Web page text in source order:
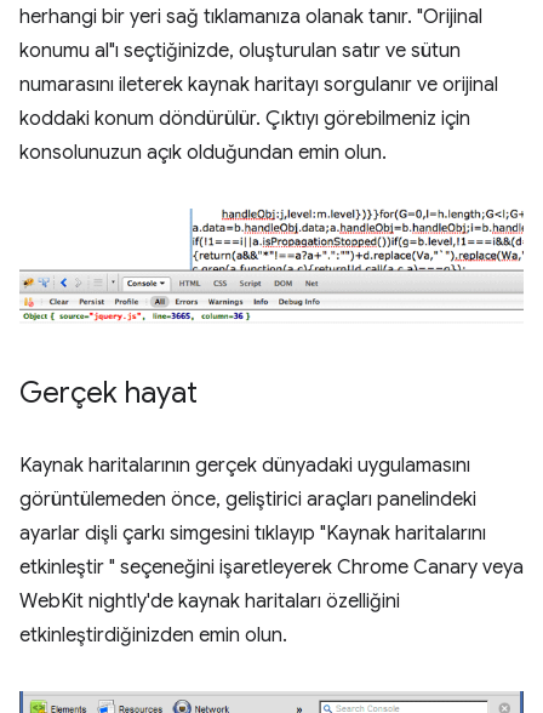
herhangi bir yeri sağ tıklamanıza olanak tanır. "Orijinal
konumu al"ı seçtiğinizde, oluşturulan satır ve sütun
numarasını ileterek kaynak haritayı sorgulanır ve orijinal
koddaki konum döndürülür. Çıktıyı görebilmeniz için
konsolunuzun açık olduğundan emin olun.
Gerçek hayat
Kaynak haritalarının gerçek dünyadaki uygulamasını
görüntülemeden önce, geliştirici araçları panelindeki
ayarlar dişli çarkı simgesini tıklayıp "Kaynak haritalarını
etkinleştir " seçeneğini işaretleyerek Chrome Canary veya
WebKit nightly'de kaynak haritaları özelliğini
etkinleştirdiğinizden emin olun.